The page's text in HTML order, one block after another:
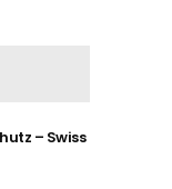
– Swiss